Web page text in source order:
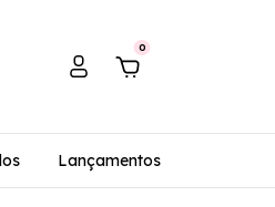
0
Lançamentos